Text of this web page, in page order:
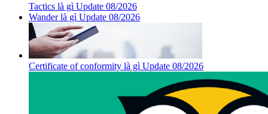
Tactics là gì Update 08/2026
Wander là gì Update 08/2026
Certificate of conformity là gì Update 08/2026